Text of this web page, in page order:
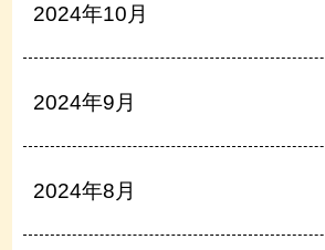
2024年10月
2024年9月
2024年8月